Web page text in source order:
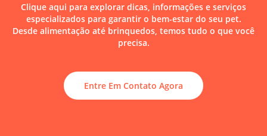
Clique aqui para explorar dicas, informações e serviços
especializados para garantir o bem-estar do seu pet.
Desde alimentação até brinquedos, temos tudo o que você
precisa.
Entre Em Contato Agora